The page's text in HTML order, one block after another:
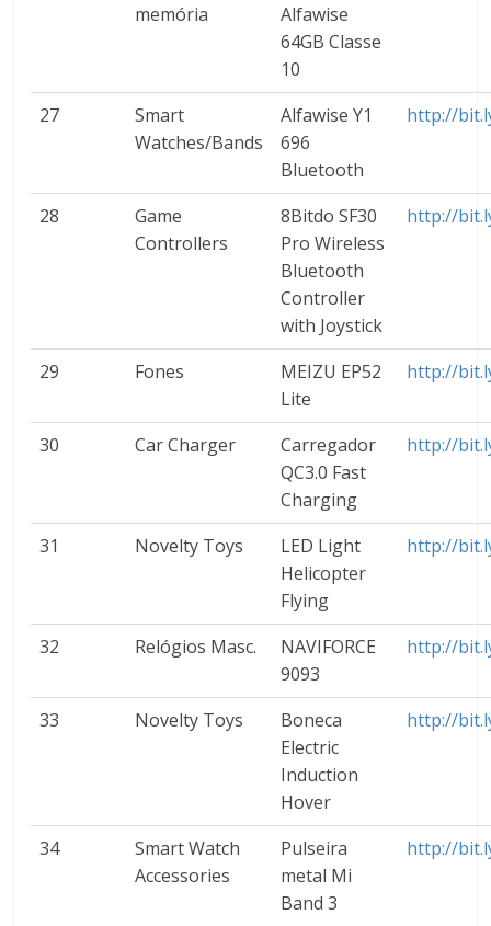
memória
Alfawise
64GB Classe
10
27
Smart
Watches/Bands
Alfawise Y1
696
Bluetooth
http://
28
Game
Controllers
8Bitdo SF30
Pro Wireless
Bluetooth
Controller
with Joystick
http://
29 Fones
MEIZU EP52
Lite
http://
30 Car Charger
Carregador
QC3.0 Fast
Charging
http://
31 Novelty Toys
LED Light
Helicopter
Flying
http://
32 Relógios Masc.
NAVIFORCE
9093
http://
33 Novelty Toys
Boneca
Electric
Induction
Hover
http://
34
Smart Watch
Accessories
Pulseira
metal Mi
Band 3
http://